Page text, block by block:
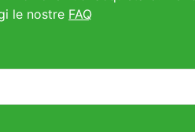
le nostre FAQ